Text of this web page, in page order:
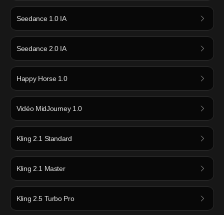
Seedance 1.0 IA
Seedance 2.0 IA
Happy Horse 1.0
Vidéo MidJourney 1.0
Kling 2.1 Standard
Kling 2.1 Master
Kling 2.5 Turbo Pro